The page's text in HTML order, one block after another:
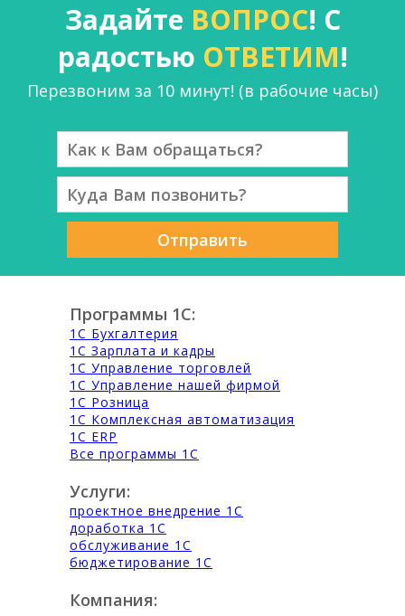
Задайте ВОПРОС! С
радостью ОТВЕТИМ!
Перезвоним за 10 минут! (в рабочие часы)
Отправить
Программы 1С:
1С Бухгалтерия
1С Зарплата и кадры
1С Управление торговлей
1С Управление нашей фирмой
1С Розница
1С Комплексная автоматизация
1С ERP
Все программы 1С
Услуги:
проектное внедрение 1С
доработка 1С
обслуживание 1С
бюджетирование 1С
Компания: